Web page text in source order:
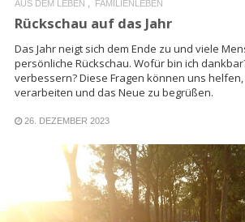
AUS DEM LEBEN FAMILIENLEBEN
Rückschau auf das Jahr
Das Jahr neigt sich dem Ende zu und viele
persönliche Rückschau. Wofür bin ich
verbessern? Diese Fragen können uns
verarbeiten und das Neue zu begrüßen.
26. DEZEMBER 2023